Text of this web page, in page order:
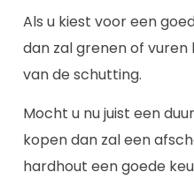
Als u kiest voor een
dan zal grenen of
van de schutting.
Mocht u nu juist een
kopen dan zal een
hardhout een goede